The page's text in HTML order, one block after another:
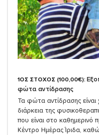
1ΟΣ ΣΤΟΧΟΣ (100,00€):
φώτα αντίδρασης
Τα φώτα αντίδρασης
διάρκεια της
που είναι στο
Κέντρο Ημέρας Ίριδα,